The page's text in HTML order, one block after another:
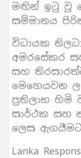
මඟින් ඉටු වූ
සම්මානය
විධායක
අමරසේකර
සහ
මෙහෙයවන
ප්‍රතිලාභ හිමි
සාර්ථක සහ
ලෙස
Lanka